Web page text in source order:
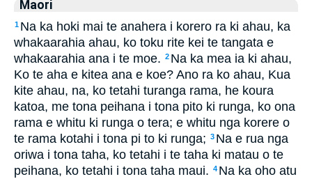
Maori
1 Na ka hoki mai te anahera i korero ra ki ahau, ka
whakaarahia ahau, ko toku rite kei te tangata e
whakaarahia ana i te moe. 2 Na ka mea ia ki ahau,
Ko te aha e kitea ana e koe? Ano ra ko ahau, Kua
kite ahau, na, ko tetahi turanga rama, he koura
katoa, me tona peihana i tona pito ki runga, ko ona
rama e whitu ki runga o tera; e whitu nga korere o
te rama kotahi i tona pi to ki runga; 3 Na e rua nga
oriwa i tona taha, ko tetahi i te taha ki matau o te
peihana, ko tetahi i tona taha maui. 4 Na ka oho atu